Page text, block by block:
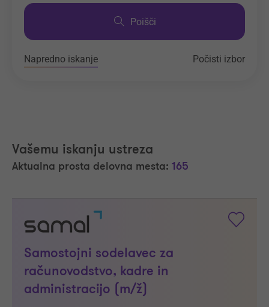
Poišči
Napredno iskanje Počisti izbor
Vašemu iskanju ustreza
Aktualna prosta delovna mesta: 165
Samostojni sodelavec za
računovodstvo, kadre in
administracijo (m/ž)